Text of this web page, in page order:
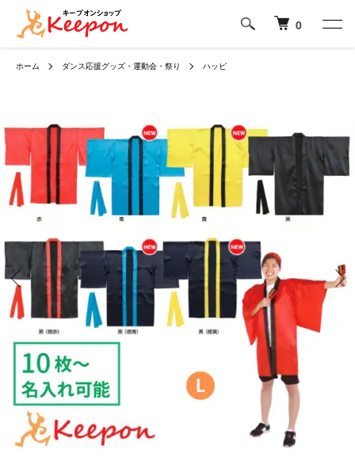
0
ホーム ダンス応援グッズ・運動会・祭り ハッピ